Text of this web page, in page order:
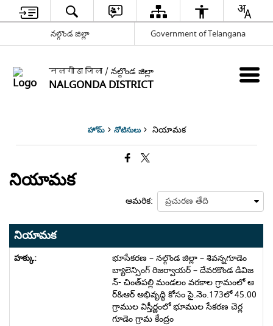
నల్గొండ జిల్లా Government of Telangana
नलगोंडा जिला / నల్గొండ జిల్లా
NALGONDA DISTRICT
హోమ్ నోటిసులు నియామక
నియామక
ఆమరిక:
నియామక
భూసేకరణ – నల్గొండ జిల్లా – శివన్నగూడెం
బ్యాలెన్సింగ్ రిజర్వాయర్ – దేవరకొండ డివిజ
న్- చింత్‌పల్లి మండలం వరకాల గ్రామంలో ఆ
ర్&ఆర్ అభివృద్ధి కోసం సై.నెం.173లో 45.00
గ్రాముల విస్తీర్ణంలో భూముల సేకరణ చెర్ల
గూడెం గ్రామ కేంద్రం